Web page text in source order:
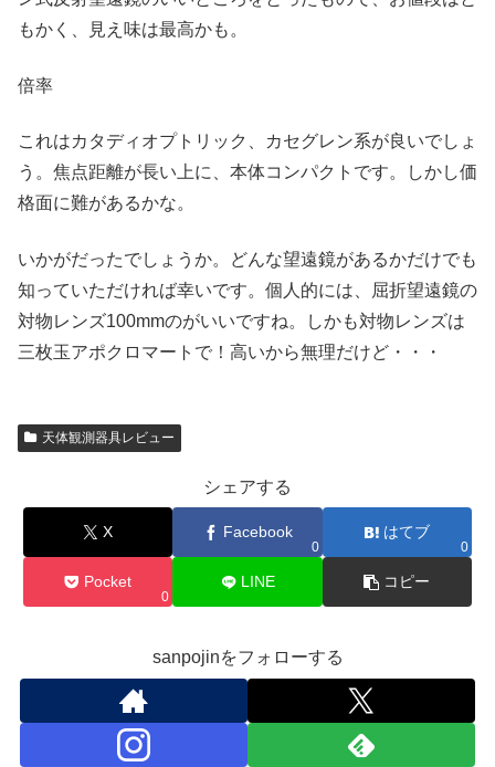
もかく、見え味は最高かも。
倍率
これはカタディオプトリック、カセグレン系が良いでしょ
う。焦点距離が長い上に、本体コンパクトです。しかし価
格面に難があるかな。
いかがだったでしょうか。どんな望遠鏡があるかだけでも
知っていただければ幸いです。個人的には、屈折望遠鏡の
対物レンズ100mmのがいいですね。しかも対物レンズは
三枚玉アポクロマートで！高いから無理だけど・・・
天体観測器具レビュー
シェアする
X Facebook
0
はてブ
0
Pocket
0
LINE コピー
sanpojinをフォローする